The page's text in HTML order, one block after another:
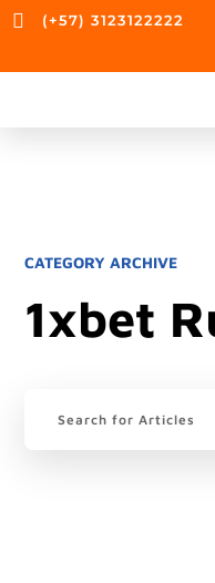
 (+57) 3123122222
CATEGORY ARCHIVE
1xbet